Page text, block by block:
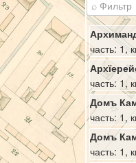
часть: 1,
часть: 1,
Домъ
часть: 1,
Домъ
часть: 1,